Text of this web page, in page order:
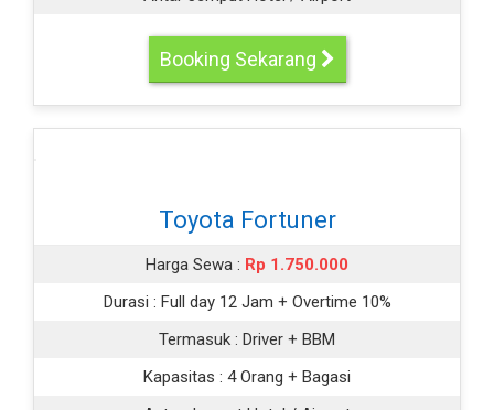
Booking Sekarang
Toyota Fortuner
Harga Sewa : Rp 1.750.000
Durasi : Full day 12 Jam + Overtime 10%
Termasuk : Driver + BBM
Kapasitas : 4 Orang + Bagasi